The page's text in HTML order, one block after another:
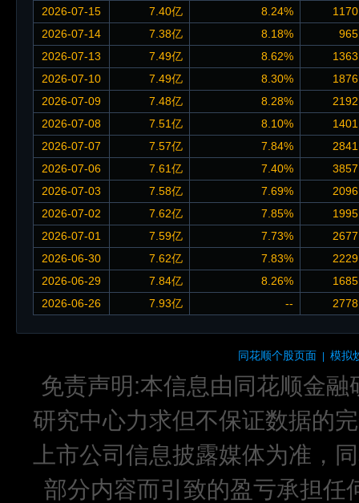
2026-07-15
7.40亿 8.24%
2026-07-14
7.38亿 8.18%
2026-07-13
7.49亿 8.62%
2026-07-10
7.49亿 8.30%
2026-07-09
7.48亿 8.28%
2026-07-08
7.51亿 8.10%
2026-07-07
7.57亿 7.84%
2026-07-06
7.61亿 7.40%
2026-07-03
7.58亿 7.69%
2026-07-02
7.62亿 7.85%
2026-07-01
7.59亿 7.73%
2026-06-30
7.62亿 7.83%
2026-06-29
7.84亿 8.26%
2026-06-26
7.93亿 --
同花顺个股页面 模拟
免责声明:本信息由同花顺金
研究中心力求但不保证数据的
上市公司信息披露媒体为准，
部分内容而引致的盈亏承担任